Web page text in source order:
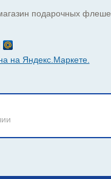
подарочных